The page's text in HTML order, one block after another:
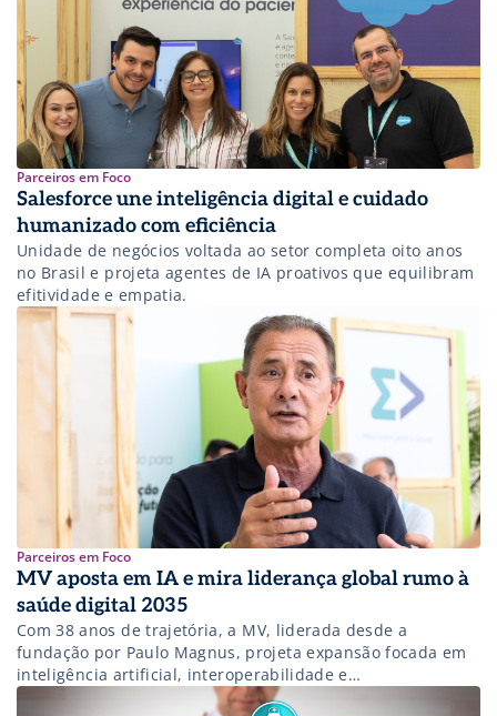
Parceiros em Foco
Salesforce une inteligência digital e cuidado
humanizado com eficiência
Unidade de negócios voltada ao setor completa oito anos
no Brasil e projeta agentes de IA proativos que equilibram
efitividade e empatia.
Parceiros em Foco
MV aposta em IA e mira liderança global rumo à
saúde digital 2035
Com 38 anos de trajetória, a MV, liderada desde a
fundação por Paulo Magnus, projeta expansão focada em
inteligência artificial, interoperabilidade e
sustentabilidade assistencial.